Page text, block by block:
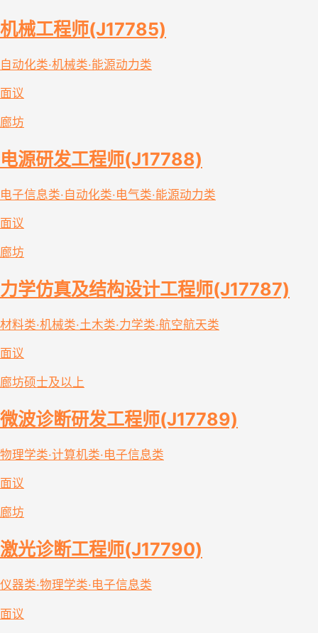
机械工程师(J17785)
自动化类·机械类·能源动力类
面议
廊坊
电源研发工程师(J17788)
电子信息类·自动化类·电气类·能源动力类
面议
廊坊
力学仿真及结构设计工程师(J17787)
材料类·机械类·土木类·力学类·航空航天类
面议
廊坊硕士及以上
微波诊断研发工程师(J17789)
物理学类·计算机类·电子信息类
面议
廊坊
激光诊断工程师(J17790)
仪器类·物理学类·电子信息类
面议